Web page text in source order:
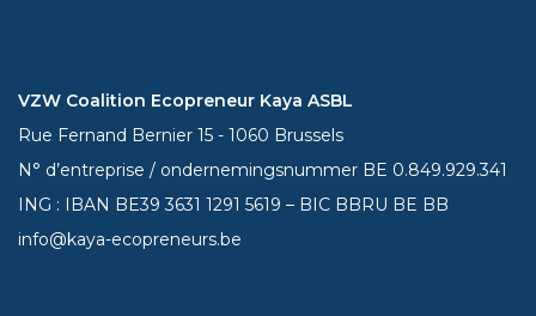
VZW Coalition Ecopreneur Kaya ASBL
Rue Fernand Bernier 15 - 1060 Brussels
N° d’entreprise / ondernemingsnummer BE 0.849.929.341
ING : IBAN BE393631 1291 5619 – BIC BBRU BE BB
info@kaya-ecopreneurs.be